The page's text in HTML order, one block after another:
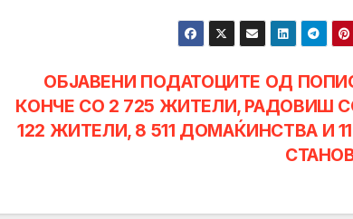
ОБЈАВЕНИ ПОДАТОЦИТЕ ОД
КОНЧЕ СО 2 725 ЖИТЕЛИ, РАДОВИШ
122 ЖИТЕЛИ, 8 511 ДОМАЌИНСТВА И